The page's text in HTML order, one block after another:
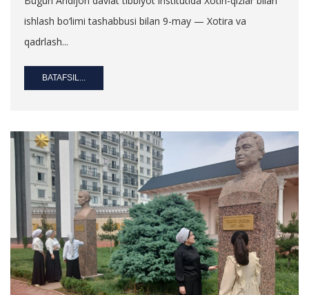
ishlash bo‘limi tashabbusi bilan 9-may — Xotira va
qadrlash...
BATAFSIL...